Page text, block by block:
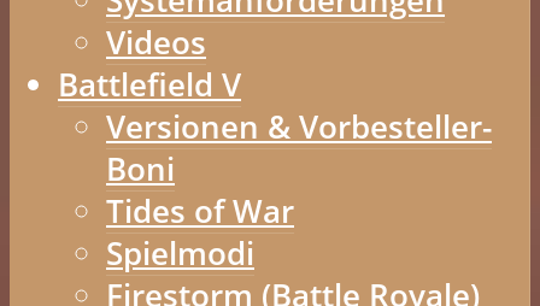
Videos
Battlefield V
Versionen & Vorbesteller-
Boni
Tides of War
Spielmodi
Firestorm (Battle Royale)